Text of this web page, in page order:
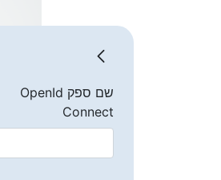
שם ספק OpenId
Connect